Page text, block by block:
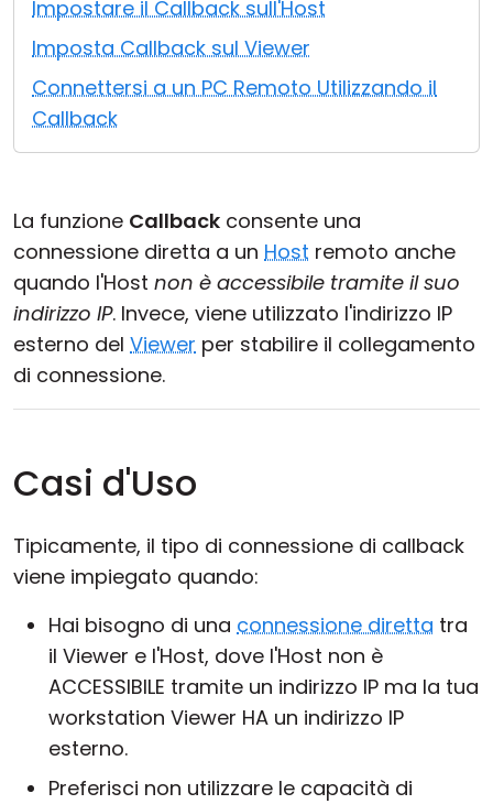
Impostare il Callback sull'Host
Imposta Callback sul Viewer
Connettersi a un PC Remoto Utilizzando il
Callback
La funzione Callback consente una
connessione diretta a un Host remoto anche
quando l'Host non è accessibile tramite il suo
indirizzo IP. Invece, viene utilizzato l'indirizzo IP
esterno del Viewer per stabilire il collegamento
di connessione.
Casi d'Uso
Tipicamente, il tipo di connessione di callback
viene impiegato quando:
Hai bisogno di una connessione diretta tra
il Viewer e l'Host, dove l'Host non è
ACCESSIBILE tramite un indirizzo IP ma la tua
workstation Viewer HA un indirizzo IP
esterno.
Preferisci non utilizzare le capacità di
Cloud e On-Premise